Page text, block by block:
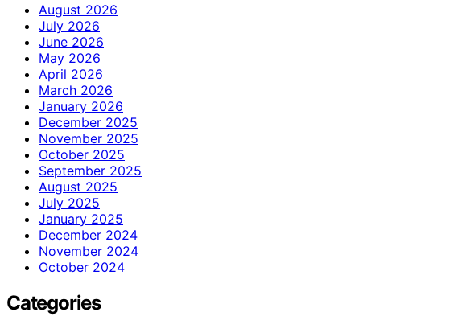
August 2026
July 2026
June 2026
May 2026
April 2026
March 2026
January 2026
December 2025
November 2025
October 2025
September 2025
August 2025
July 2025
January 2025
December 2024
November 2024
October 2024
Categories